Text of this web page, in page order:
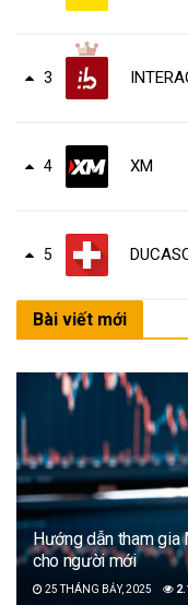
3
4 XM
5
Bài viết mới
Hướng dẫn tham gia
cho người mới
25 THÁNG BẢY, 2025